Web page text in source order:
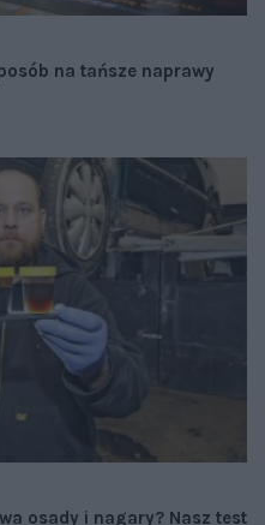
na tańsze naprawy
osady i nagary? Nasz test